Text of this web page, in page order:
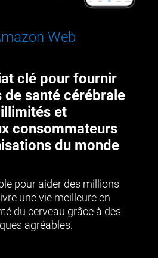
Web
clé pour fournir
de santé cérébrale
et
consommateurs
du monde
pour aider des millions
une vie meilleure en
du cerveau grâce à des
agréables.